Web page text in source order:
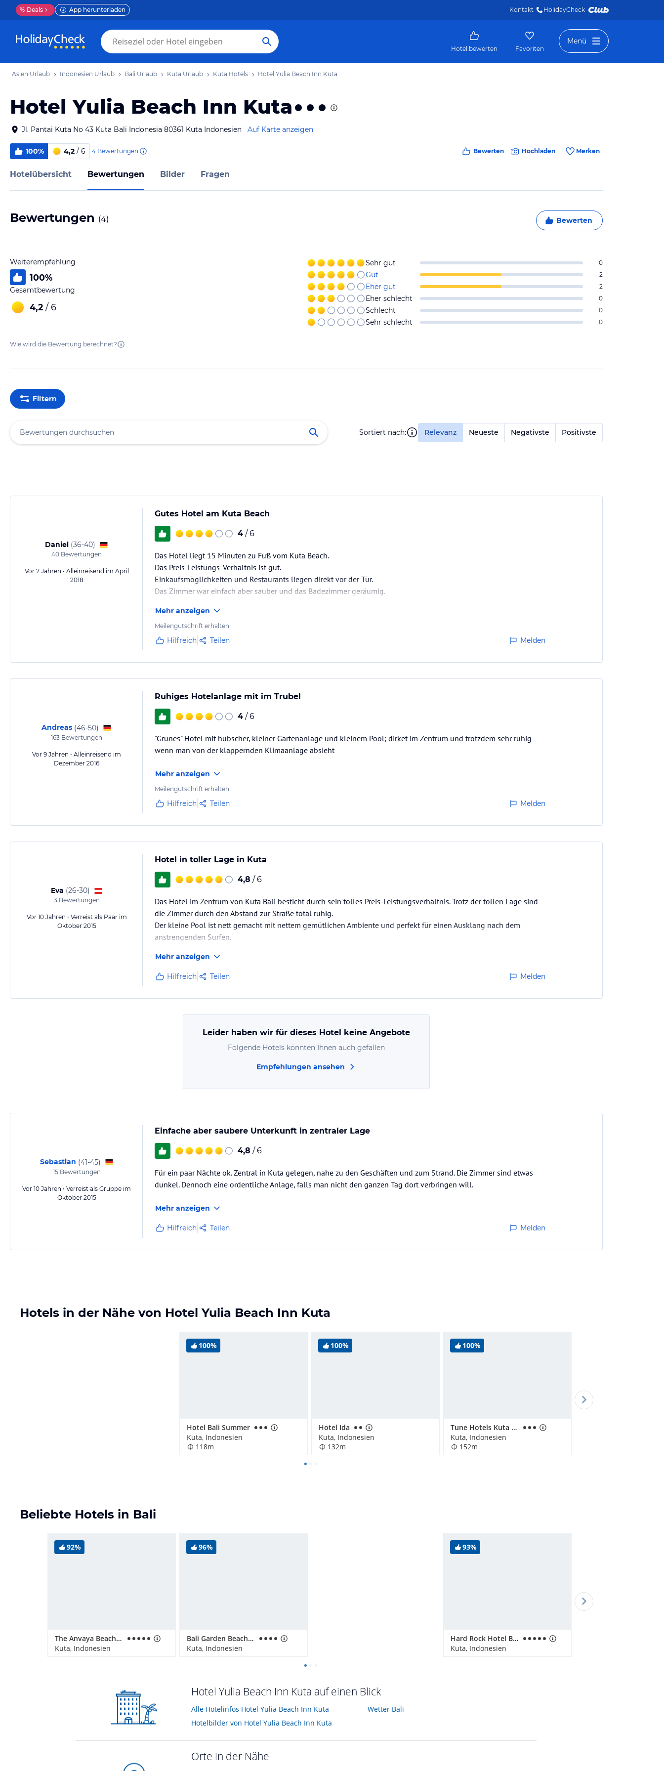
% Deals App herunterladen Kontakt HolidayCheck
Hotel bewerten Favoriten
Menü
Asien Urlaub Indonesien Urlaub Bali Urlaub Kuta Urlaub Kuta Hotels Hotel Yulia Beach Inn Kuta
Hotel Yulia Beach Inn Kuta
Jl. Pantai Kuta No 43 Kuta Bali Indonesia 80361 Kuta Indonesien Auf Karte anzeigen
100% 4,2 / 6 4 Bewertungen Bewerten Hochladen Merken
Hotelübersicht Bewertungen Bilder Fragen
Bewertungen (4) Bewerten
Weiterempfehlung
100%
Gesamtbewertung
4,2 / 6
Sehr gut 0
Gut 2
Eher gut 2
Eher schlecht 0
Schlecht 0
Sehr schlecht 0
Wie wird die Bewertung berechnet?
Filtern
Sortiert nach: Relevanz Neueste Negativste Positivste
Daniel (36-40)
40 Bewertungen
Vor 7 Jahren • Alleinreisend im April
2018
Gutes Hotel am Kuta Beach
4 / 6
Das Hotel liegt 15 Minuten zu Fuß vom Kuta Beach.
Das Preis-Leistungs-Verhältnis ist gut.
Einkaufsmöglichkeiten und Restaurants liegen direkt vor der Tür.
Das Zimmer war einfach aber sauber und das Badezimmer geräumig.
Die Bettwäsche war etwas ausgenutzt.
Mehr anzeigen
Meilengutschrift erhalten
Hilfreich Teilen Melden
Andreas (46-50)
163 Bewertungen
Vor 9 Jahren • Alleinreisend im
Dezember 2016
Ruhiges Hotelanlage mit im Trubel
4 / 6
"Grünes" Hotel mit hübscher, kleiner Gartenanlage und kleinem Pool; dirket im Zentrum und trotzdem sehr ruhig-
wenn man von der klappernden Klimaanlage absieht
Mehr anzeigen
Meilengutschrift erhalten
Hilfreich Teilen Melden
Eva (26-30)
3Bewertungen
Vor 10 Jahren • Verreist als Paar im
Oktober 2015
Hotel in toller Lage in Kuta
4,8 / 6
Das Hotel im Zentrum von Kuta Bali besticht durch sein tolles Preis-Leistungsverhältnis. Trotz der tollen Lage sind
die Zimmer durch den Abstand zur Straße total ruhig.
Der kleine Pool ist nett gemacht mit nettem gemütlichen Ambiente und perfekt für einen Ausklang nach dem
anstrengenden Surfen.
auch alles sehr gut.
Zum Abendessen ist das Restaurant aber eher teuer, da gibts es in Kuta Bali sicher…
Mehr anzeigen
Hilfreich Teilen Melden
Leider haben wir für dieses Hotel keine Angebote
Folgende Hotels könnten Ihnen auch gefallen
Empfehlungen ansehen
Sebastian (41-45)
15Bewertungen
Vor 10 Jahren • Verreist als Gruppe im
Oktober 2015
Einfache aber saubere Unterkunft in zentraler Lage
4,8 / 6
Für ein paar Nächte ok. Zentral in Kuta gelegen, nahe zu den Geschäften und zum Strand. Die Zimmer sind etwas
dunkel. Dennoch eine ordentliche Anlage, falls man nicht den ganzen Tag dort verbringen will.
Mehr anzeigen
Hilfreich Teilen Melden
Hotels in der Nähe von Hotel Yulia Beach Inn Kuta
100%
Hotel Bali Summer
Kuta, Indonesien
118m
100%
Hotel Ida
Kuta, Indonesien
132m
100%
Tune Hotels Kuta Bali
Kuta, Indonesien
152m
Beliebte Hotels in Bali
92%
The Anvaya Beach Resorts Bali
Kuta, Indonesien
96%
Bali Garden Beach Resort
Kuta, Indonesien
93%
Hard Rock Hotel Bali
Kuta, Indonesien
Hotel Yulia Beach Inn Kuta auf einen Blick
Alle Hotelinfos Hotel Yulia Beach Inn Kuta
Hotelbilder von Hotel Yulia Beach Inn Kuta
Wetter Bali
Orte in der Nähe